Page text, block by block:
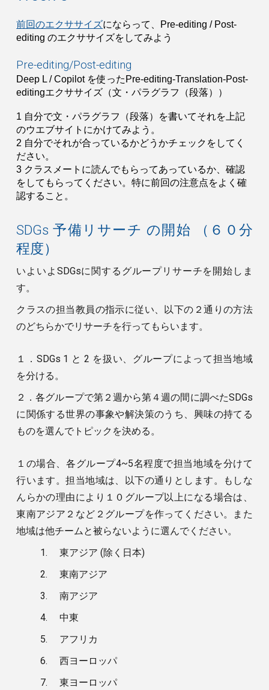
前回のエクササイズにならって、Pre-editing / Post-
editing のエクササイズをしてみよう
Pre-editing/Post-editing
Deep L / Copilotを使ったPre-editing-Translation-Post-
editingエクササイズ （文・パラグラフ（段落））
1 自分で文・パラグラフ（段落）を書いてそれを上記
のウエブサイトにかけてみよう。
2 自分でそれが合っているかどうかチェックをしてく
ださい。
3 クラスメートに読んでもらってあっているか、確認
をしてもらってください。特に前回の注意点をよく確
認すること。
SDGs 予備リサーチ の開始 （６０分
程度）
いよいよSDGsに関するグループリサーチを開始しま
す。
クラスの担当教員の指示に従い、以下の２通りの方法
のどちらかでリサーチを行ってもらいます。
１．SDGs 1 と 2 を扱い、グループによって担当地域
を分ける。
２．各グループで第２週から第４週の間に調べたSDGs
に関係する世界の事象や解決策のうち、興味の持てる
ものを選んでトピックを決める。
１の場合、各グループ4~5名程度で担当地域を分けて
行います。担当地域は、以下の通りとします。もしな
んらかの理由により１０グループ以上になる場合は、
東南アジア２など２グループを作ってください。また
地域は他チームと被らないように選んでください。
1.
東アジア (除く日本)
2.
東南アジア
3.
南アジア
4.
中東
5.
アフリカ
6.
西ヨーロッパ
7.
東ヨーロッパ